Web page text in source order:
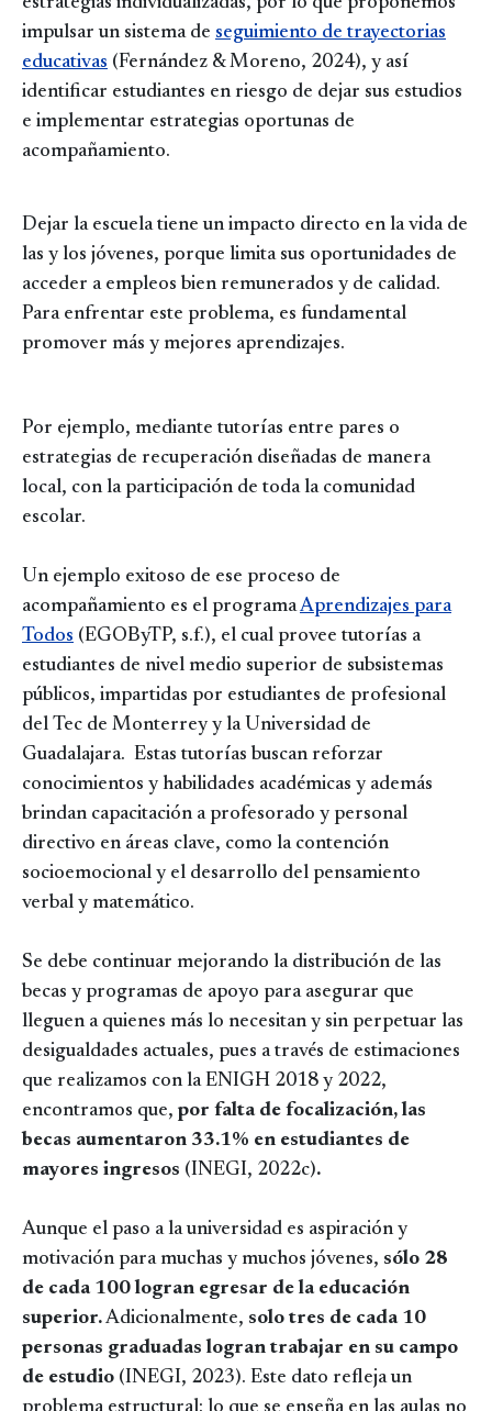
impulsar un sistema de seguimiento de trayectorias
educativas (Fernández & Moreno, 2024), y así
identificar estudiantes en riesgo de dejar sus estudios
e implementar estrategias oportunas de
acompañamiento.
Dejar la escuela tiene un impacto directo en la vida de
las y los jóvenes, porque limita sus oportunidades de
acceder a empleos bien remunerados y de calidad.
Para enfrentar este problema, es fundamental
promover más y mejores aprendizajes.
Por ejemplo, mediante tutorías entre pares o
estrategias de recuperación diseñadas de manera
local, con la participación de toda la comunidad
escolar.
Un ejemplo exitoso de ese proceso de
acompañamiento es el programaAprendizajes para
Todos (EGOByTP, s.f.), el cual provee tutorías a
estudiantes de nivel medio superior de subsistemas
públicos, impartidas por estudiantes de profesional
del Tec de Monterrey y la Universidad de
Guadalajara. Estas tutorías buscan reforzar
conocimientos y habilidades académicas y además
brindan capacitación a profesorado y personal
directivo en áreas clave, como la contención
socioemocional y el desarrollo del pensamiento
verbal y matemático.
Se debe continuar mejorando la distribución de las
becas y programas de apoyo para asegurar que
lleguen a quienes más lo necesitan y sin perpetuar las
desigualdades actuales, pues a través de estimaciones
que realizamos con la ENIGH 2018 y 2022,
encontramos que, por falta de focalización, las
becas aumentaron 33.1% en estudiantes de
mayores ingresos (INEGI, 2022c).
Aunque el paso a la universidad es aspiración y
motivación para muchas y muchos jóvenes, sólo 28
de cada 100 logran egresar de la educación
superior.Adicionalmente, solo tres de cada 10
personas graduadas logran trabajar en su campo
de estudio (INEGI, 2023). Este dato refleja un